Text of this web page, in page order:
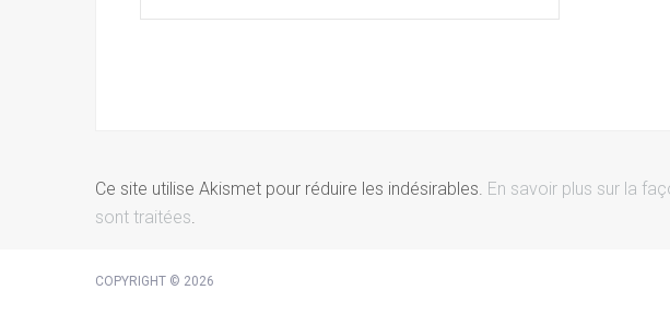
Ce site utilise Akismet pour réduire les indésirables. En savoir plus sur la
sont traitées.
COPYRIGHT © 2026